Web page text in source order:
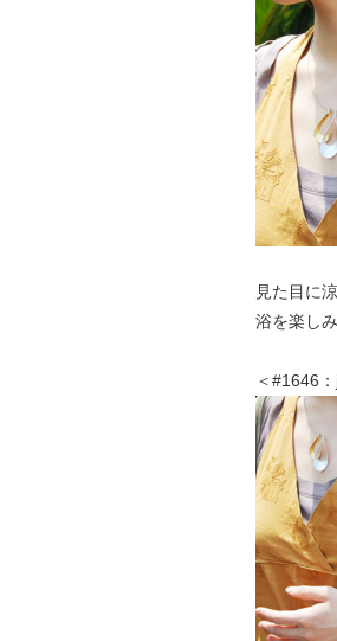
見た目に
浴を楽し
＜#1646